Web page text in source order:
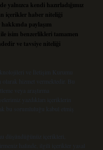
yalnızca kendi hazırladığımız
içerikler haber niteliği
paylaşım
isim benzerlikleri tamamen
ve tavsiye niteliği
ve İletişim Kurumu
olarak hizmet vermektedir. Bu
veya araştırma
yazdıkları içeriklerin
bu sorumluluğu kabul etmiş
düşündüğünüz içerikleri,
halinde, ilgili içerikler yasal